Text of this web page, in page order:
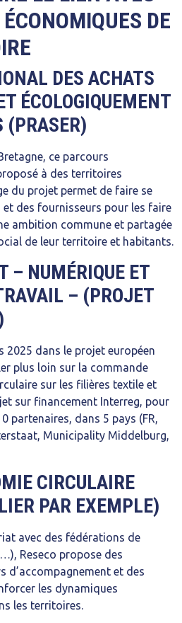
DE
DES ACHATS
ÉCOLOGIQUEMENT
(PRASER)
ce parcours
à des territoires
du projet permet de faire se
des fournisseurs pour les faire
ambition commune et partagée
de leur territoire et habitants.
– NUMÉRIQUE ET
– (PROJET
2025 dans le projet européen
plus loin sur la commande
sur les filières textile et
sur financement Interreg, pour
partenaires, dans 5 pays (FR,
Municipality Middelburg,
CIRCULAIRE
PAR EXEMPLE)
avec des fédérations de
Reseco propose des
d’accompagnement et des
les dynamiques
les territoires.